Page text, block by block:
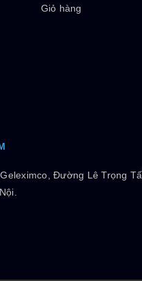
Giỏ hàng
Đường Lê Trọng